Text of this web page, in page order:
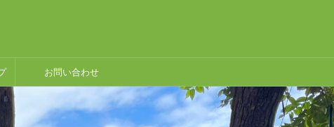
お問い合わせ